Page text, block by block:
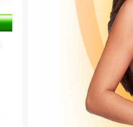
Насос ГИДРОАГРЕГАТ